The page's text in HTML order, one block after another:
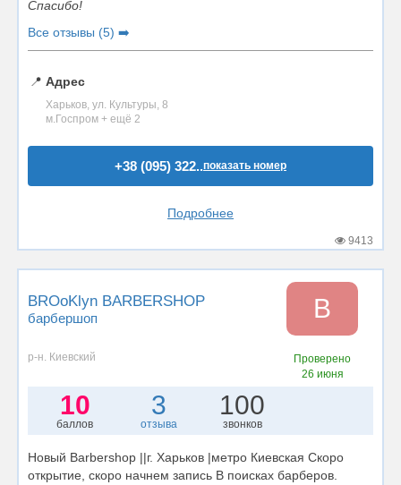
Спасибо!
Все отзывы (5) ➡️
📍 Адрес
Харьков, ул. Культуры, 8
м.Госпром + ещё 2
+38 (095) 322..показать номер
Подробнее
9413
BROoKlyn BARBERSHOP
барбершоп B
р-н. Киевский
Проверено
26 июня
10
баллов
3
отзыва
100
звонков
Новый Barbershop ||г. Харьков |метро Киевская Скоро
открытие, скоро начнем запись В поисках барберов.